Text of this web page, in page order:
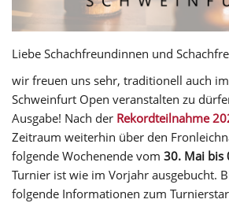
Liebe Schachfreundinnen und
wir freuen uns sehr, traditionell auch
Schweinfurt Open veranstalten zu
Ausgabe! Nach der Rekordteilnahme
Zeitraum weiterhin über den
folgende Wochenende vom 30. Mai bis
Turnier ist wie im Vorjahr ausgebucht.
folgende Informationen zum